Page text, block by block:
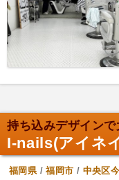
持ち込みデザインで
I-nails(アイネ
福岡県/福岡市 / 中央区